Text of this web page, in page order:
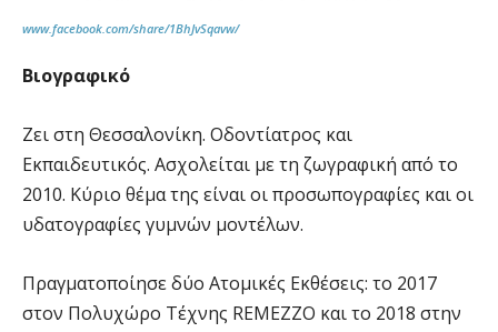
www.facebook.com/share/1BhJvSqavw/
Βιογραφικό
Ζει στη Θεσσαλονίκη. Οδοντίατρος και
Εκπαιδευτικός. Ασχολείται με τη ζωγραφική από το
2010. Κύριο θέμα της είναι οι προσωπογραφίες και οι
υδατογραφίες γυμνών μοντέλων.
Πραγματοποίησε δύο Ατομικές Εκθέσεις: το 2017
στον Πολυχώρο Τέχνης REMEZZO και το 2018 στην